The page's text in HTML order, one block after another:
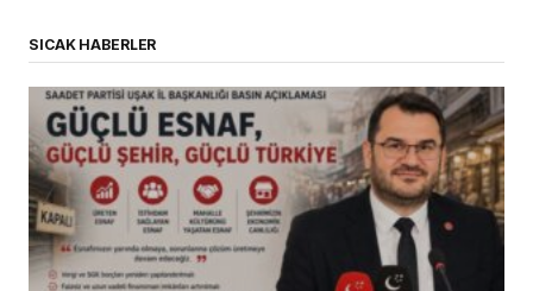
SICAK HABERLER